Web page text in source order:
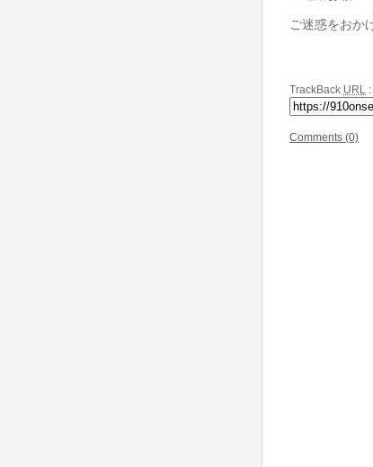
ご迷惑をおか
TrackBack URL :
Comments (0)